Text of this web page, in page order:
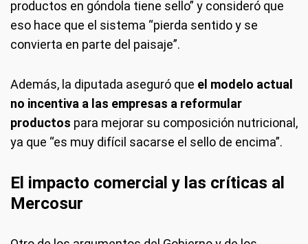
productos en góndola tiene sello” y consideró que
eso hace que el sistema “pierda sentido y se
convierta en parte del paisaje”.
Además, la diputada aseguró que el modelo actual
no incentiva a las empresas a reformular
productos para mejorar su composición nutricional,
ya que “es muy difícil sacarse el sello de encima”.
El impacto comercial y las críticas al
Mercosur